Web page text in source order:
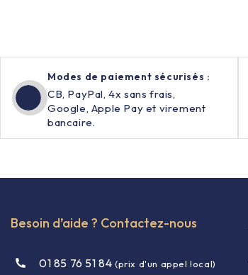
Modes de paiement sécurisés :
CB, PayPal, 4x sans frais,
Google, Apple Pay et virement
bancaire.
Besoin d’aide ? Contactez-nous
01 85 76 51 84 (prix d'un appel local)